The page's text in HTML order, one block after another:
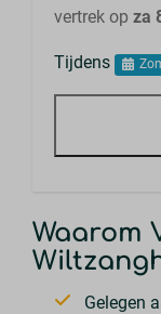
vertrek op za
Tijdens
Waarom
Gelegen